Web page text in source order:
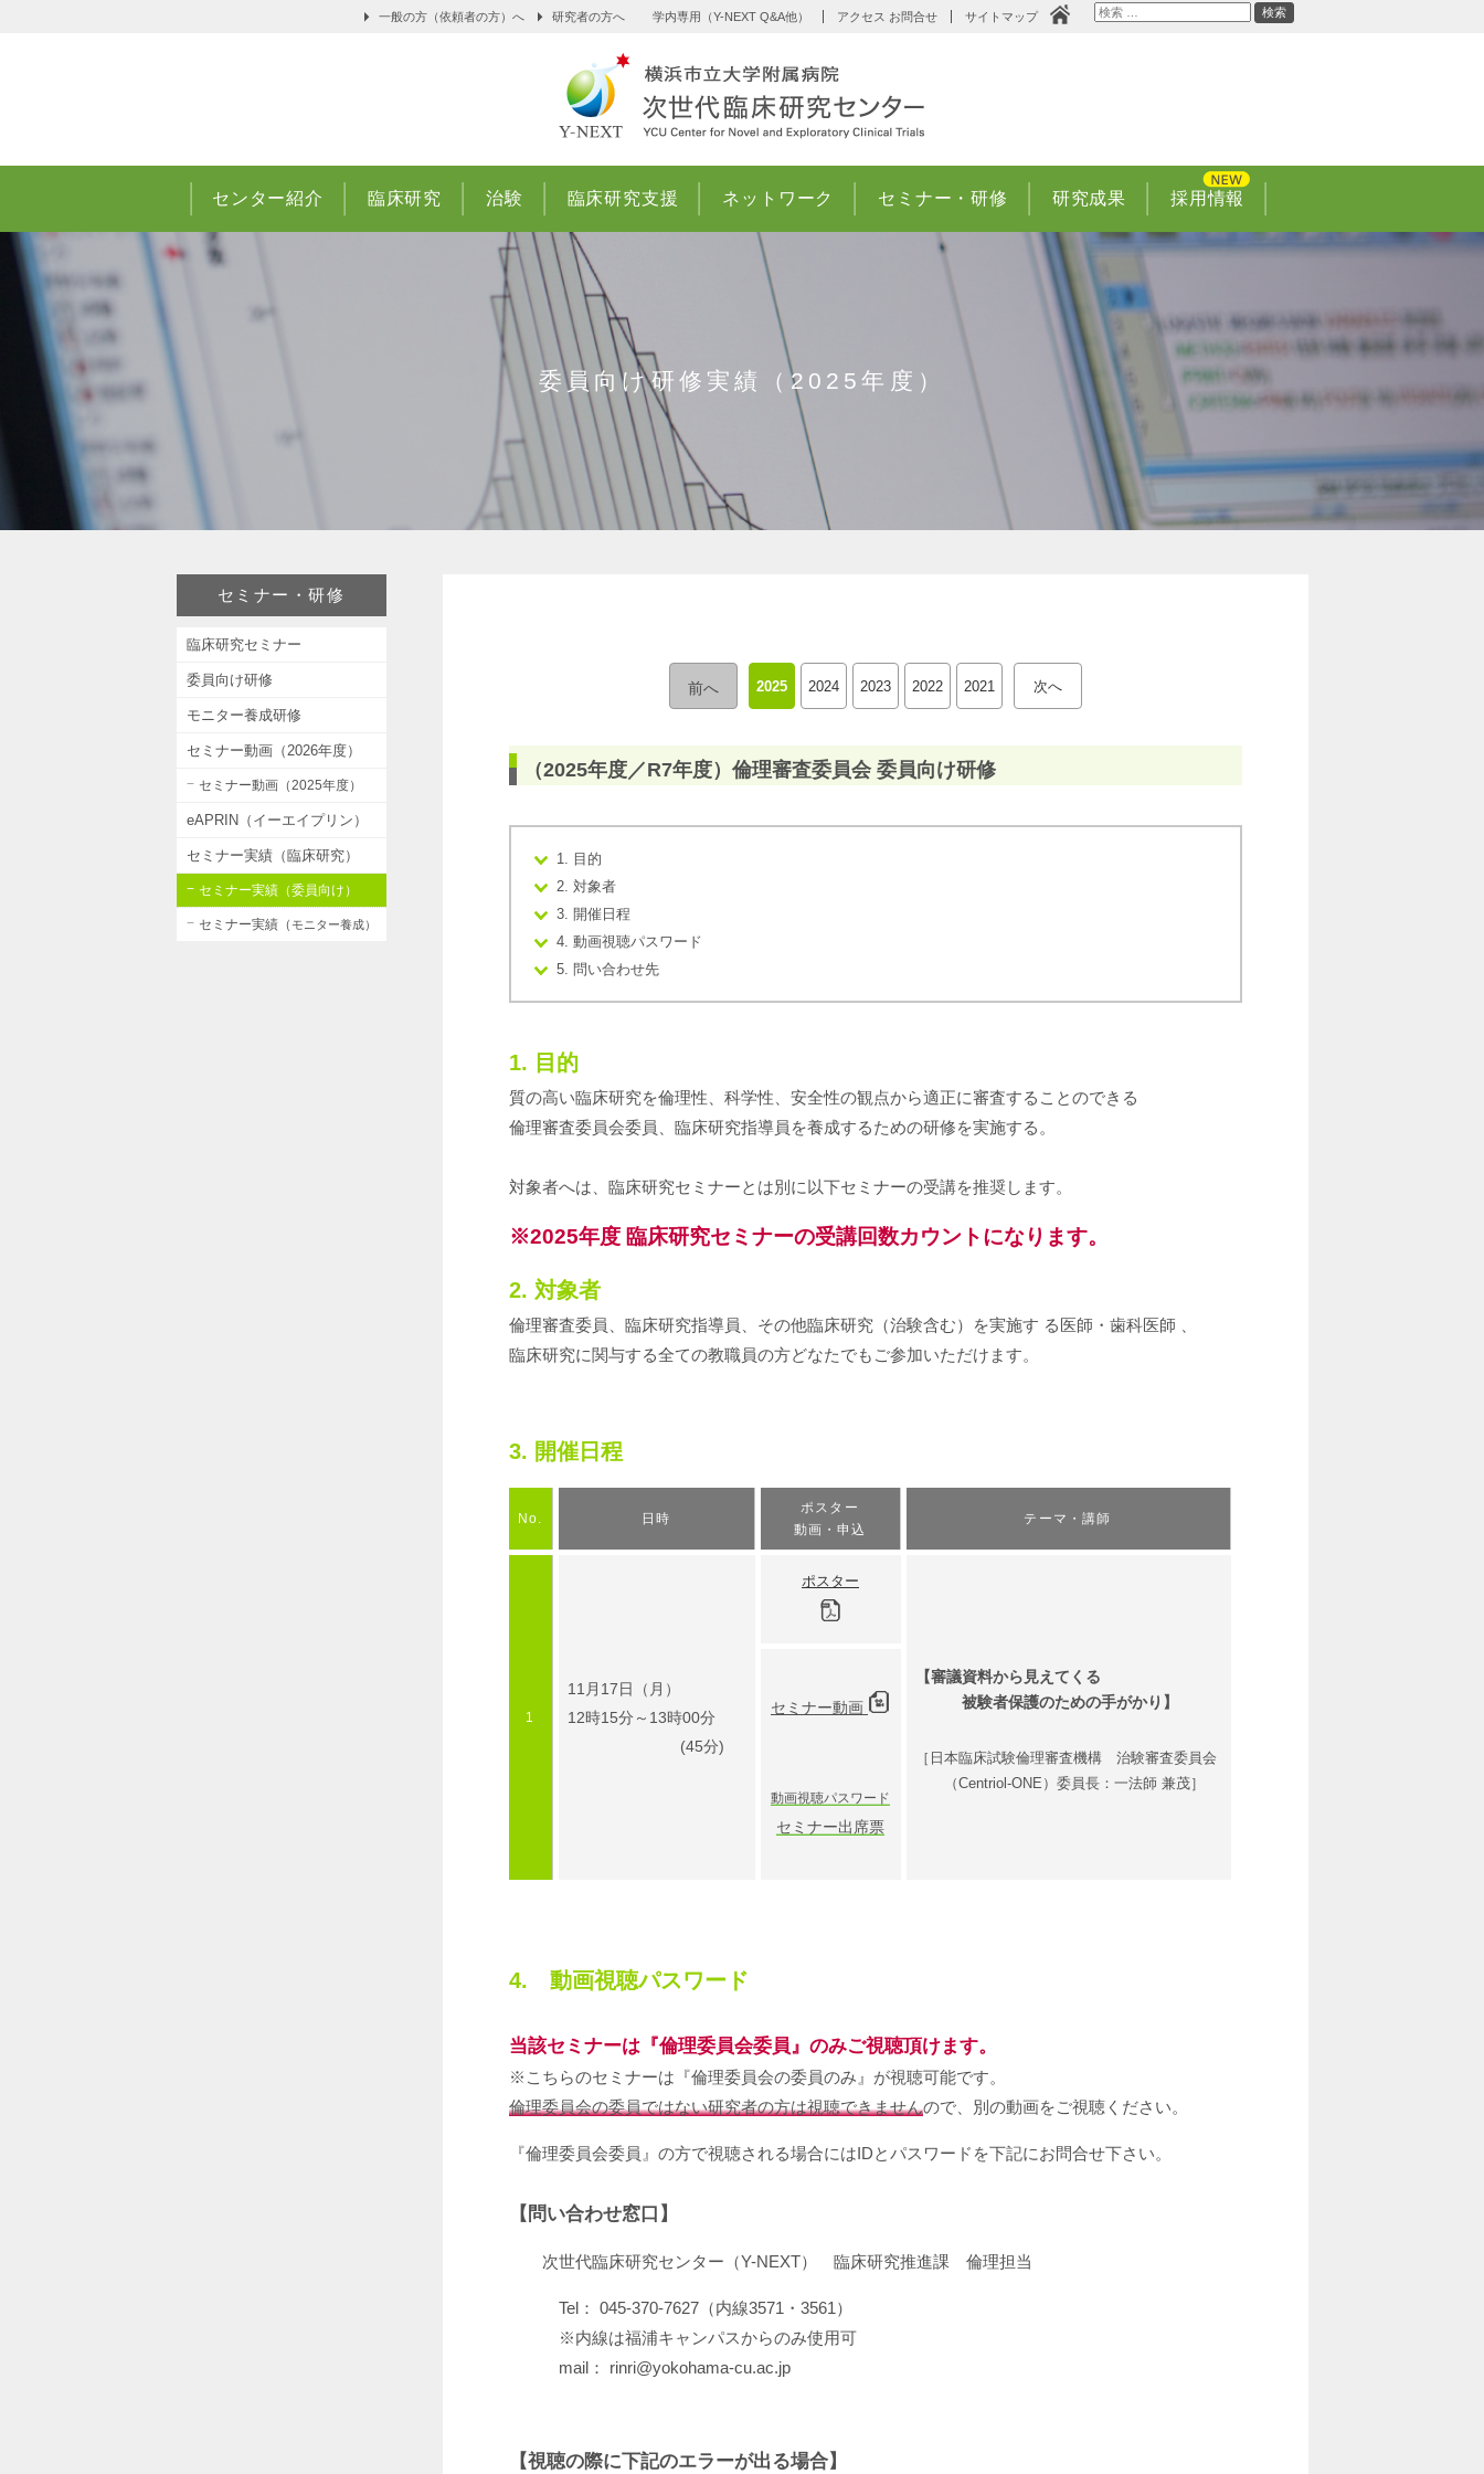
一般の方（依頼者の方）へ 研究者の方へ 学内専用（Y-NEXT Q&A他） アクセス お問合せ サイトマップ
検
索
検索
センター紹介 臨床研究 治験 臨床研究支援 ネットワーク セミナー・研修 研究成果 採用情報
委員向け研修実績（2025年度）
セミナー・研修
臨床研究セミナー
委員向け研修
モニター養成研修
セミナー動画（2026年度）
セミナー動画（2025年度）
eAPRIN（イーエイプリン）
セミナー実績（臨床研究）
セミナー実績（委員向け）
セミナー実績（ モニター養成）
前へ 2025 2024 2023 2022 2021 次へ
（2025年度／R7年度）倫理審査委員会 委員向け研修
1. 目的
2. 対象者
3. 開催日程
4. 動画視聴パスワード
5. 問い合わせ先
1. 目的
質の高い臨床研究を倫理性、科学性、安全性の観点から適正に審査することのできる
倫理審査委員会委員、臨床研究指導員を養成するための研修を実施する。
対象者へは、臨床研究セミナーとは別に以下セミナーの受講を推奨します。
※2025年度 臨床研究セミナーの受講回数カウントになります。
2. 対象者
倫理審査委員、臨床研究指導員、その他臨床研究（治験含む）を実施す る医師・歯科医師 、
臨床研究に関与する全ての教職員の方どなたでもご参加いただけます。
3. 開催日程
No. 日時
ポスター
動画・申込
テーマ・講師
1
11月17日（月）
12時15分～13時00分
(45分)
ポスター
【審議資料から見えてくる
被験者保護のための手がかり】
［日本臨床試験倫理審査機構 治験審査委員会
（Centriol-ONE）委員長：一法師 兼茂］
セミナー動画
動画視聴パスワード
セミナー出席票
4. 動画視聴パスワード
当該セミナーは『倫理委員会委員』のみご視聴頂けます。
※こちらのセミナーは『倫理委員会の委員のみ』が視聴可能です。
倫理委員会の委員ではない研究者の方は視聴できませんので、別の動画をご視聴ください。
『倫理委員会委員』の方で視聴される場合にはIDとパスワードを下記にお問合せ下さい。
【問い合わせ窓口】
次世代臨床研究センター（Y-NEXT） 臨床研究推進課 倫理担当
Tel： 045-370-7627（内線3571・3561）
※内線は福浦キャンパスからのみ使用可
mail： rinri@yokohama-cu.ac.jp
【視聴の際に下記のエラーが出る場合】